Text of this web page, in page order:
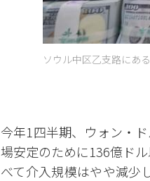
ソウル中区乙支路にあ
今年1四半期、ウォン・
場安定のために136億ド
べて介入規模はやや減少